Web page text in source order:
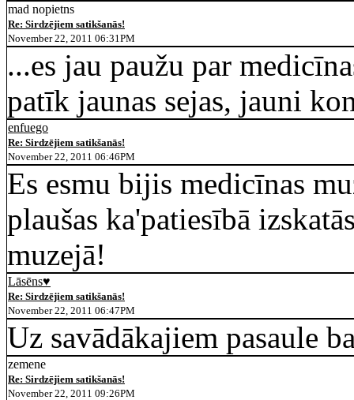
mad nopietns
Re: Sirdzējiem satikšanās!
November 22, 2011 06:31PM
...es jau paužu par
patīk jaunas sejas, jauni
enfuego
Re: Sirdzējiem satikšanās!
November 22, 2011 06:46PM
Es esmu bijis medicīnas
plaušas ka'patiesībā
muzejā!
Lāsēns♥
Re: Sirdzējiem satikšanās!
November 22, 2011 06:47PM
Uz savādākajiem pasaule
zemene
Re: Sirdzējiem satikšanās!
November 22, 2011 09:26PM